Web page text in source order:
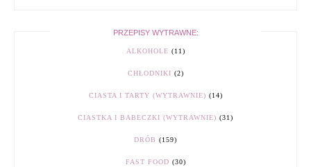
PRZEPISY WYTRAWNE:
ALKOHOLE (11)
CHŁODNIKI (2)
CIASTA I TARTY (WYTRAWNIE) (14)
CIASTKA I BABECZKI (WYTRAWNIE) (31)
DRÓB (159)
FAST FOOD (30)